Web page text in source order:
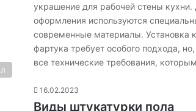
украшение для рабочей стены кухни.
оформления используются
современные материалы. Установка
фартука требует особого подхода,
все технические требования,
16.02.2023
Виды штукатурки пола